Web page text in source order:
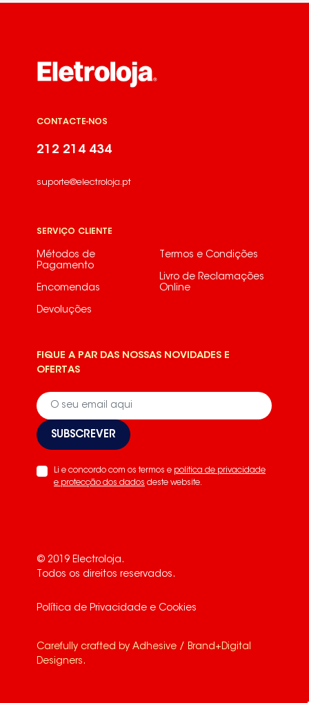
CONTACTE-NOS
212 214 434
suporte@electroloja.pt
SERVIÇO CLIENTE
Métodos de
Pagamento
Encomendas
Devoluções
Termos e Condições
Livro de Reclamações
Online
FIQUE A PAR DAS NOSSAS NOVIDADES E
OFERTAS
SUBSCREVER
Li e concordo com os termos e politica de privacidade
e protecção dos dados deste website.
© 2019 Electroloja.
Todos os direitos reservados.
Política de Privacidade e Cookies
Carefully crafted byAdhesive / Brand+Digital
Designers .